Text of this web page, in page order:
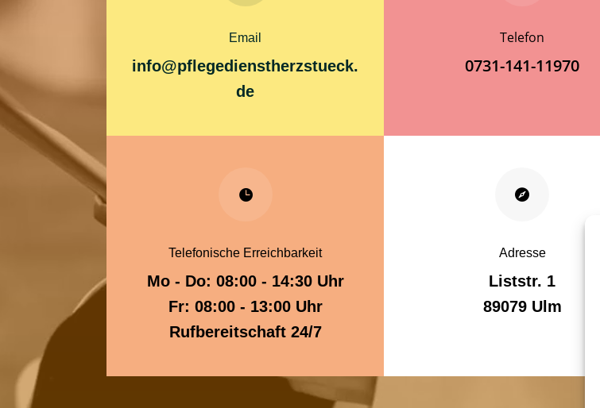
Email
info@pflegedienstherzstueck.
de
Telefon
0731-141-11970

Telefonische Erreichbarkeit
Mo - Do: 08:00 - 14:30 Uhr
Fr: 08:00 - 13:00 Uhr
Rufbereitschaft 24/7

Adresse
Liststr. 1
89079 Ulm